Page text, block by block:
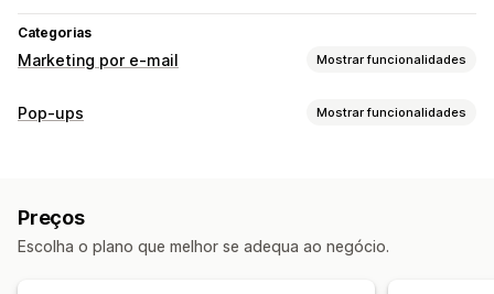
Categorias
Marketing por e-mail Mostrar funcionalidades
Tipos de campanhas
E-mails de venda superior
E-mails de carrinho E-mails de finalização da compra
Pop-ups Mostrar funcionalidades
Pop-ups de carrinho
Recompensas
Temporizadores de contagem decrescente
Preços
Escolha o plano que melhor se adequa ao negócio.